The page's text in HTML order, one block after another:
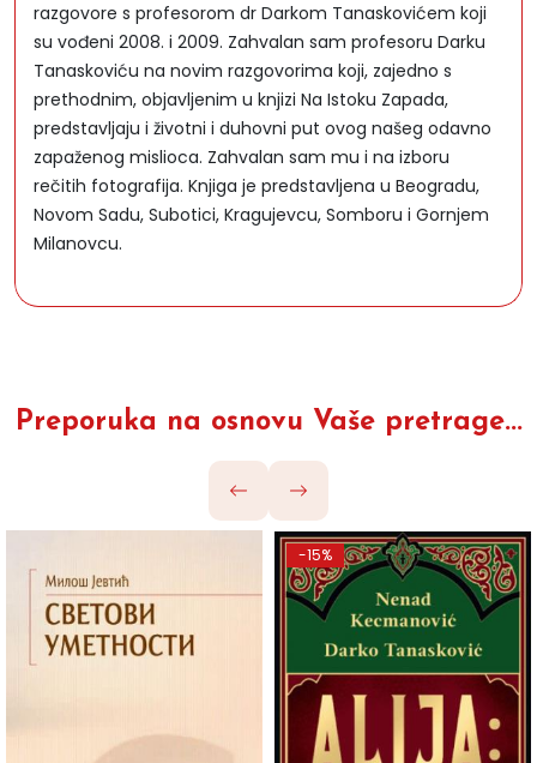
razgovore s profesorom dr Darkom Tanaskovićem koji
su vođeni 2008. i 2009. Zahvalan sam profesoru Darku
Tanaskoviću na novim razgovorima koji, zajedno s
prethodnim, objavljenim u knjizi Na Istoku Zapada,
predstavljaju i životni i duhovni put ovog našeg odavno
zapaženog mislioca. Zahvalan sam mu i na izboru
rečitih fotografija. Knjiga je predstavljena u Beogradu,
Novom Sadu, Subotici, Kragujevcu, Somboru i Gornjem
Milanovcu.
Preporuka na osnovu Vaše pretrage...
-15%